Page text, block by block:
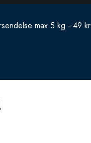
max 5 kg - 49 kr